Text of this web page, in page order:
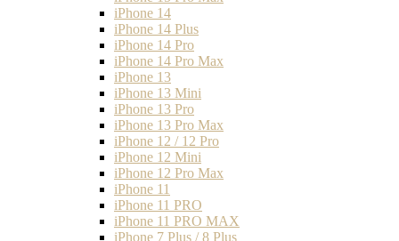
iPhone 14
iPhone 14 Plus
iPhone 14 Pro
iPhone 14 Pro Max
iPhone 13
iPhone 13 Mini
iPhone 13 Pro
iPhone 13 Pro Max
iPhone 12 / 12 Pro
iPhone 12 Mini
iPhone 12 Pro Max
iPhone 11
iPhone 11 PRO
iPhone 11 PRO MAX
iPhone 7 Plus / 8 Plus